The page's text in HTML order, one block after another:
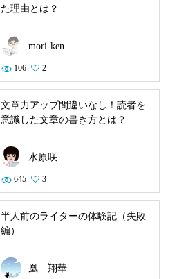
た理由とは？
mori-ken
106 2
文章力アップ間違いなし！読者を
意識した文章の書き方とは？
水原咲
645 3
半人前のライターの体験記（失敗
編）
凰 翔華